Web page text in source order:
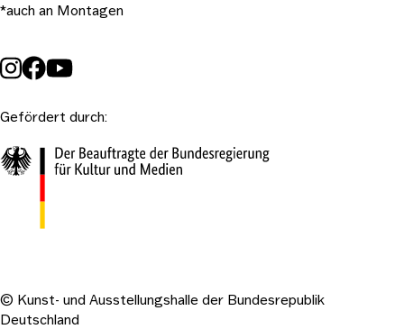
Gefördert durch:
*auch an Montagen
© Kunst- und Ausstellungshalle der Bundesrepublik
Deutschland